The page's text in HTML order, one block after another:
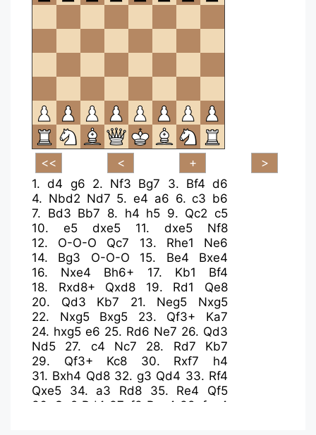
1.d4 g6 2. Nf3 Bg7 3. Bf4 d6
4. Nbd2 Nd7 5. e4 a6 6.c3 b6
7. Bd3 Bb7 8. h4 h5 9. Qc2 c5
10. e5 dxe5 11. dxe5
Nf8
12. O-O-O Qc7 13. Rhe1
Ne6
14. Bg3 O-O-O 15. Be4
Bxe4
16. Nxe4 Bh6+ 17. Kb1
Bf4
18. Rxd8+ Qxd8 19. Rd1
Qe8
20. Qd3 Kb7 21. Neg5
Nxg5
22. Nxg5 Bxg5 23. Qf3+
Ka7
24. hxg5 e6 25. Rd6 Ne7 26. Qd3
Nd5
27. c4 Nc7 28. Rd7
Kb7
29. Qf3+ Kc8 30. Rxf7
h4
31. Bxh4 Qd8 32.g3 Qd4 33. Rf4
Qxe5
34. a3 Rd8 35. Re4
Qf5
36.
Qe2 Rd4 37. f3 Rxe4 38. fxe4